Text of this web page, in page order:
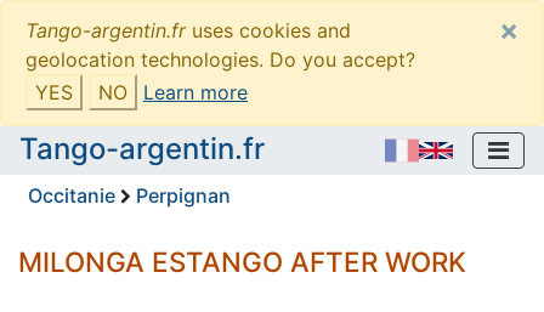
Tango-argentin.fruses cookies and
geolocation technologies. Do you accept?
YES
NO Learn more
×
Tango-argentin.fr
Occitanie Perpignan
MILONGA ESTANGO AFTER WORK